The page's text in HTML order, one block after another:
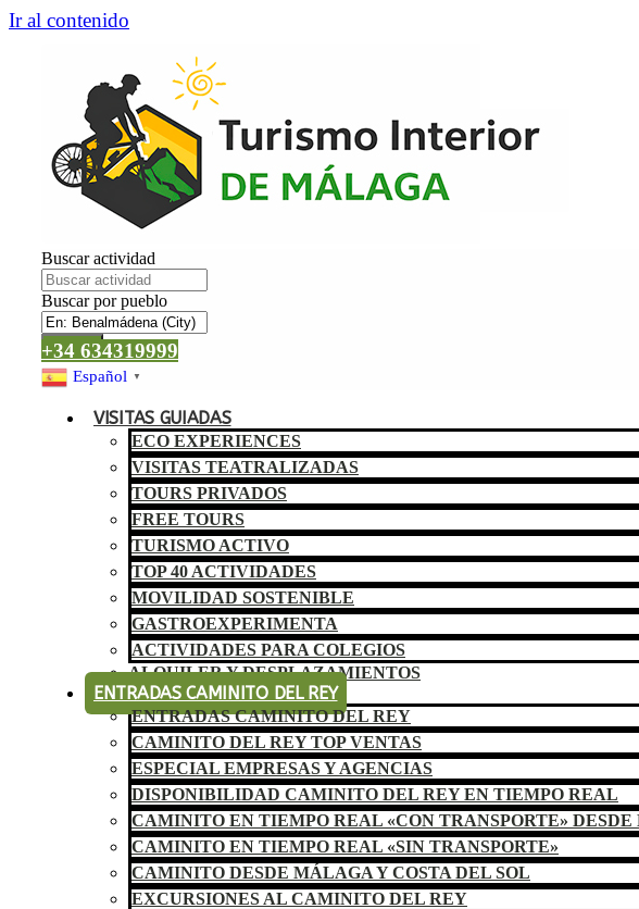
Ir al contenido
Buscar actividad
Buscar por pueblo
Buscar
+34 634319999
Español ▼
VISITAS GUIADAS
ECO EXPERIENCES
VISITAS TEATRALIZADAS
TOURS PRIVADOS
FREE TOURS
TURISMO ACTIVO
TOP 40 ACTIVIDADES
MOVILIDAD SOSTENIBLE
GASTROEXPERIMENTA
ACTIVIDADES PARA COLEGIOS
ALQUILER Y DESPLAZAMIENTOS
ENTRADAS CAMINITO DEL REY
ENTRADAS CAMINITO DEL REY
CAMINITO DEL REY TOP VENTAS
ESPECIAL EMPRESAS Y AGENCIAS
DISPONIBILIDAD CAMINITO DEL REY EN TIEMPO REAL
CAMINITO EN TIEMPO REAL «CON TRANSPORTE»
CAMINITO EN TIEMPO REAL «SIN TRANSPORTE»
CAMINITO DESDE MÁLAGA Y COSTA DEL SOL
EXCURSIONES AL CAMINITO DEL REY